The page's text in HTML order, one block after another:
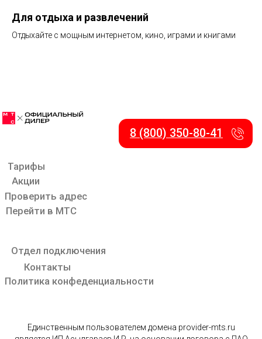
Для отдыха и развлечений
Отдыхайте с мощным интернетом, кино, играми и книгами
Единственным пользователем домена provider-mts.ru